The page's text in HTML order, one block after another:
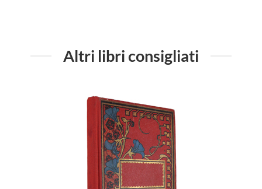
Altri libri consigliati